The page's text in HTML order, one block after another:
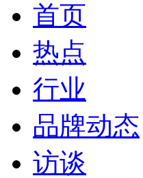
首页
热点
行业
品牌动态
访谈